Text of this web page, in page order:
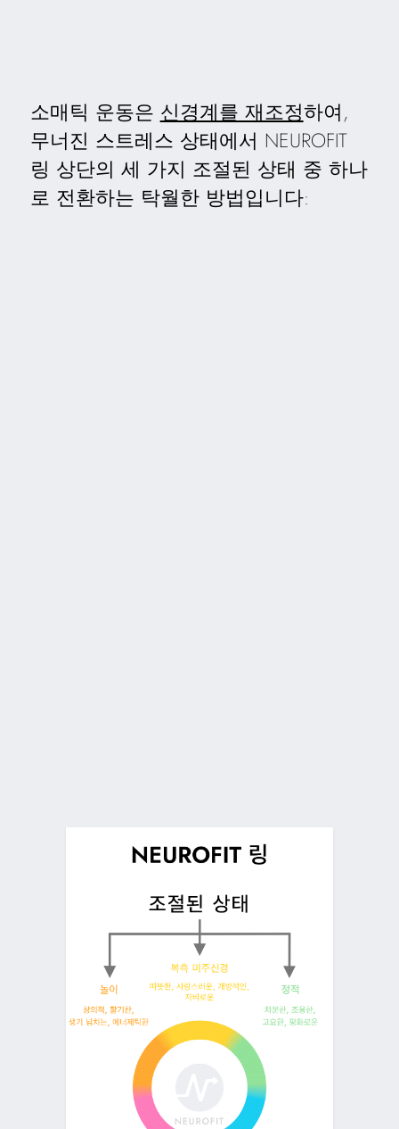
소매틱 운동은 신경계를 재조정하여,
무너진 스트레스 상태에서 NEUROFIT
링 상단의 세 가지 조절된 상태 중 하나
로 전환하는 탁월한 방법입니다: